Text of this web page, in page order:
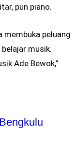
pun piano.
membuka peluang
musik.
Ade Bewok,”